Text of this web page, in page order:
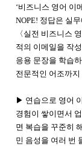
‘비즈니스 영어 이
NOPE! 정답은 실
〈실전 비즈니스
적의 이메일을 작
응용 문장을 학습
전문적인 어조까
▶ 연습으로 영어
경험이 쌓이면서
면 복습을 꾸준히
민 음성을 여러 번